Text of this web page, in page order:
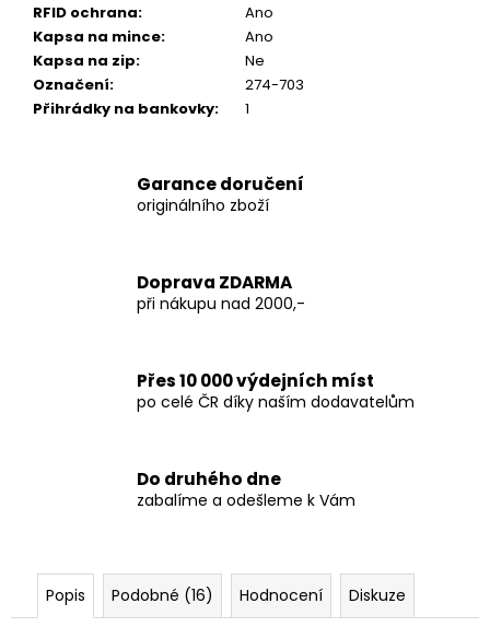
RFID ochrana:
Ano
Kapsa na mince:
Ano
Kapsa na zip:
Ne
Označení:
274-703
Přihrádky na bankovky: 1
Garance doručení
originálního zboží
Doprava ZDARMA
při nákupu nad 2000,-
Přes 10 000 výdejních míst
po celé ČR díky naším dodavatelům
Do druhého dne
zabalíme a odešleme k Vám
Popis Podobné (16) Hodnocení Diskuze